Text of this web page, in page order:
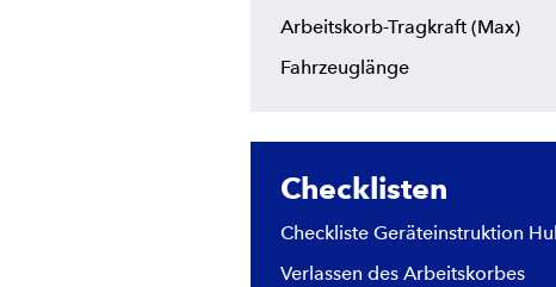
Arbeitskorb-Tragkraft (Max)
Fahrzeuglänge
Checklisten
Checkliste Geräteinstruktion
Verlassen des Arbeitskorbes